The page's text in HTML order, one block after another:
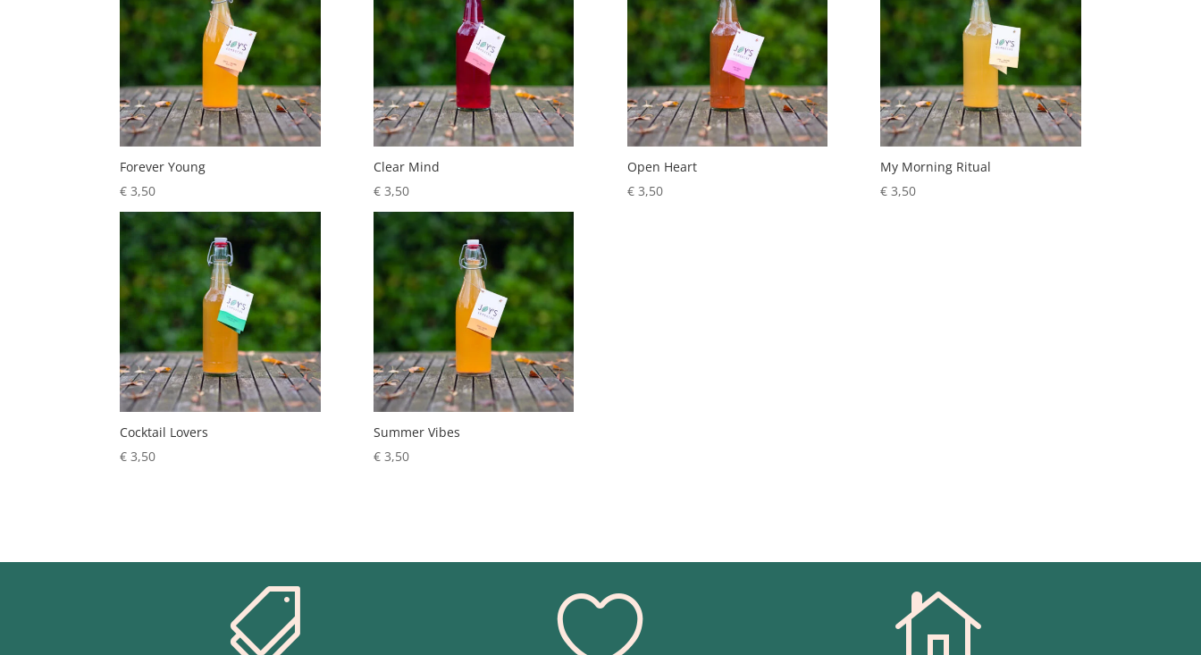
Forever Young
€ 3,50
Clear Mind
€3,50
Open Heart
€3,50
My Morning Ritual
€ 3,50
Cocktail Lovers
€ 3,50
Summer Vibes
€3,50
  